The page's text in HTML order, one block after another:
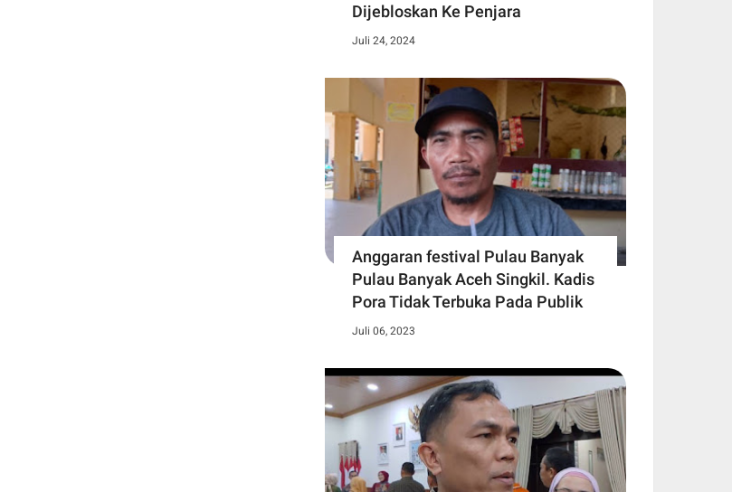
Dijebloskan Ke Penjara
Juli 24, 2024
Anggaran festival Pulau Banyak
Pulau Banyak Aceh Singkil. Kadis
Pora Tidak Terbuka Pada Publik
Juli 06, 2023